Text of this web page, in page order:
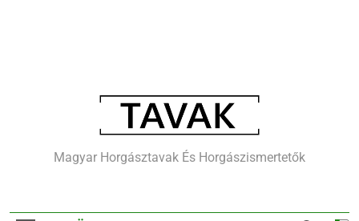
Tavak.hu –
Magyar Horgásztavak És Horgászismertetők